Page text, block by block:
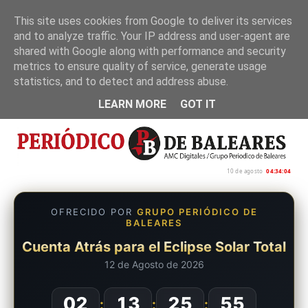
Inicio Nosotros Política de privacidad
10 de agosto 04:34:04
OFRECIDO POR GRUPO PERIÓDICO DE
BALEARES
Cuenta Atrás para el Eclipse Solar Total
12 de Agosto de 2026
02 13 25 55
This site uses cookies from Google to deliver its services
and to analyze traffic. Your IP address and user-agent are
shared with Google along with performance and security
metrics to ensure quality of service, generate usage
statistics, and to detect and address abuse.
LEARN MORE
GOT IT